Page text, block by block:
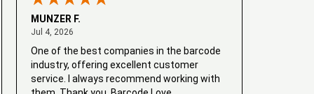
MUNZER F.
Jul 4, 2026
One of the best companies in the barcode
industry, offering excellent customer
service. I always recommend working with